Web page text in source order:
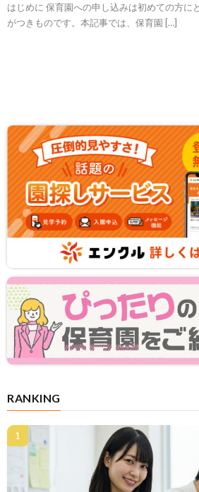
はじめに 保育園への申し込みは初めての方に
がつきものです。本記事では、保育園 […]
RANKING